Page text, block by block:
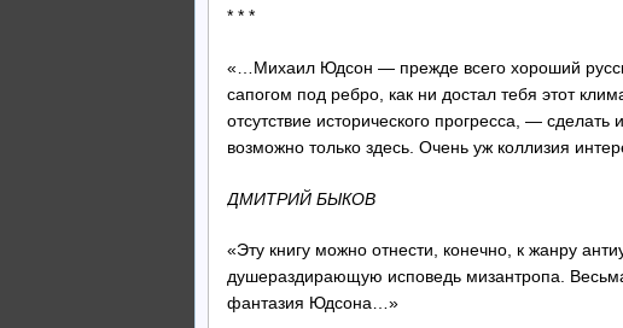
* * *
«…Михаил Юдсон — прежде всего хороший
сапогом под ребро, как ни достал тебя этот
отсутствие исторического прогресса, — сделать
возможно только здесь. Очень уж коллизия
ДМИТРИЙ БЫКОВ
«Эту книгу можно отнести, конечно, к жанру
душераздирающую исповедь мизантропа.
фантазия Юдсона…»